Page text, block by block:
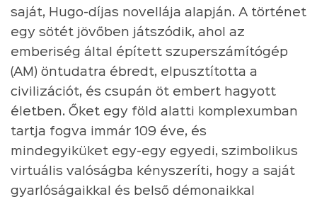
saját, Hugo-díjas novellája alapján. A történet
egy sötét jövőben játszódik, ahol az
emberiség által épített szuperszámítógép
(AM) öntudatra ébredt, elpusztította a
civilizációt, és csupán öt embert hagyott
életben. Őket egy föld alatti komplexumban
tartja fogva immár 109 éve, és
mindegyiküket egy-egy egyedi, szimbolikus
virtuális valóságba kényszeríti, hogy a saját
gyarlóságaikkal és belső démonaikkal